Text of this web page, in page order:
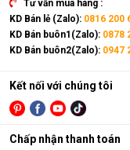
Tư vấn mua hàng :
KD Bán lẻ (Zalo): 0816 200
KD Bán buôn1(Zalo): 0878
KD Bán buôn2(Zalo): 0947
Kết nối với chúng tôi
Chấp nhận thanh toán